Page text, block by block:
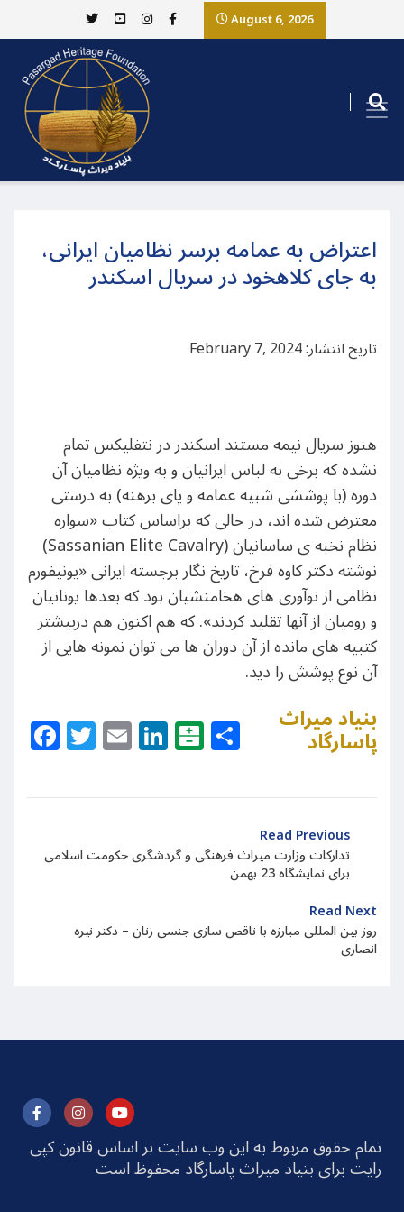
August 6, 2026
اعتراض به عمامه برسر نظامیان ایرانی،
به جای کلاهخود در سریال اسکندر
تاریخ انتشار: February 7, 2024
هنوز سریال نیمه مستند اسکندر در نتفلیکس تمام
نشده که برخی به لباس ایرانیان و به ویژه نظامیان آن
دوره (با پوششی شبیه عمامه و پای برهنه) به درستی
معترض شده اند، در حالی که براساس کتاب «سواره
نظام نخبه ی ساسانیان (Sassanian Elite Cavalry)
نوشته دکتر کاوه فرخ، تاریخ نگار برجسته ایرانی «یونیفورم
نظامی از نوآوری های هخامنشیان بود که بعدها یونانیان
و رومیان از آنها تقلید کردند». که هم اکنون هم دربیشتر
کتبیه های مانده از آن دوران ها می توان نمونه هایی از
آن نوع پوشش را دید.
Facebook
Twitter
EmailLinkedIn
Balatarin
Share
بنیاد میراث
پاسارگاد
Read Previous
تدارکات وزارت میراث فرهنگی و گردشگری حکومت اسلامی
برای نمایشگاه 23 بهمن
Read Next
روز بین المللی مبارزه با ناقص سازی جنسی زنان – دکتر نیره
انصاری
تمام حقوق مربوط به این وب سایت بر اساس قانون کپی
رایت برای بنیاد میراث پاسارگاد محفوظ است